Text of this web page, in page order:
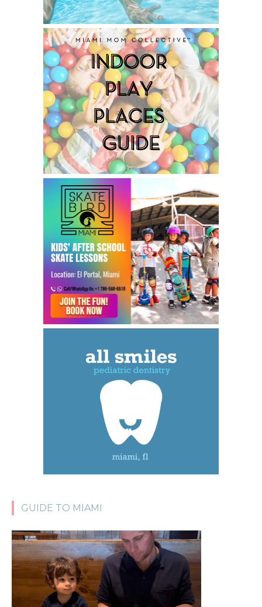
GUIDE TO MIAMI